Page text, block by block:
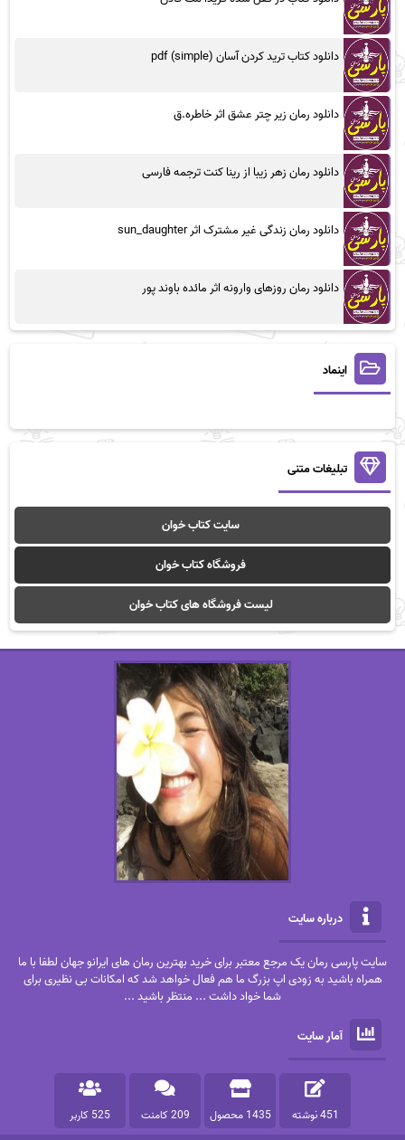
دانلود کتاب ترید کردن آسان (simple) pdf
دانلود رمان زیر چتر عشق اثر خاطره.ق
دانلود رمان زهر زیبا از رینا کنت ترجمه فارسی
دانلود رمان زندگی غیر مشترک اثر sun_daughter
دانلود رمان روزهای وارونه اثر مائده باوند پور
اینماد
تبلیغات متنی
سایت کتاب خوان
فروشگاه کتاب خوان
لیست فروشگاه های کتاب خوان
درباره سایت
سایت پارسی رمان یک مرجع معتبر برای خرید بهترین رمان های ایرانو جهان لطفا با ما
همراه باشید به زودی اپ بزرگ ما هم فعال خواهد شد که امکانات بی نظیری برای
شما خواد داشت ... منتظر باشید ...
آمار سایت
451 نوشته 1435 محصول 209 کامنت 525 کاربر